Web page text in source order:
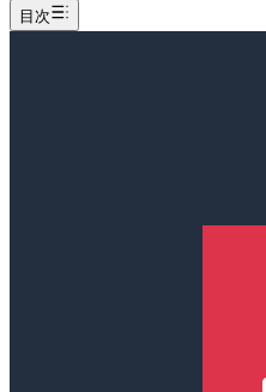
目次